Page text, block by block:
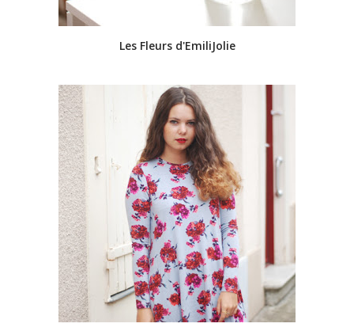
Les Fleurs d'EmiliJolie